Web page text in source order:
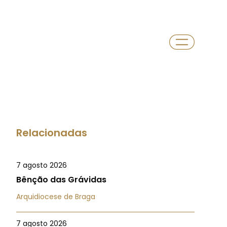
Relacionadas
7 agosto 2026
Bênção das Grávidas
Arquidiocese de Braga
7 agosto 2026